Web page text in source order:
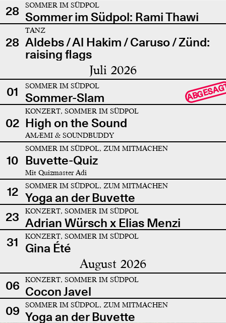
28
SOMMER IM SÜDPOL
Sommer im Südpol: Rami Thawi
28
TANZ
Aldebs / Al Hakim / Caruso / Zünd:
raising flags
Juli 2026
01 SOMMER IM SÜDPOL
Sommer-Slam
02
KONZERT, SOMMER IM SÜDPOL
High on the Sound
AMÆMI & SOUNDBUDDY
10
SOMMER IM SÜDPOL, ZUM MITMACHEN
Buvette-Quiz
Mit Quizmaster Adi
12 SOMMER IM SÜDPOL, ZUM MITMACHEN
Yoga an der Buvette
23
KONZERT, SOMMER IM SÜDPOL
Adrian Würsch x Elias Menzi
31
KONZERT, SOMMER IM SÜDPOL
Gina Été
August 2026
06 KONZERT, SOMMER IM SÜDPOL
Cocon Javel
09
SOMMER IM SÜDPOL, ZUM MITMACHEN
Yoga an der Buvette